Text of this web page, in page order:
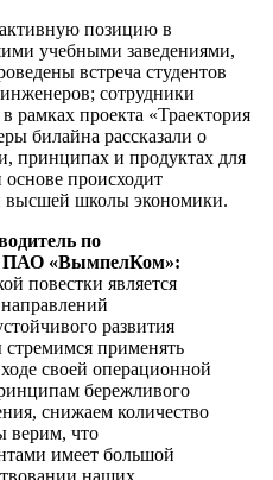
позицию в
учебными заведениями,
встреча студентов
сотрудники
проекта «Траектория
билайна рассказали о
принципах и продуктах для
происходит
высшей школы экономики.
по
ПАО «ВымпелКом»:
повестки является
развития
применять
своей операционной
бережливого
снижаем количество
верим, что
имеет большой
наших